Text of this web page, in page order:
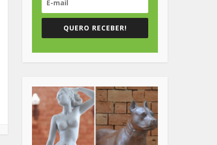
QUERO RECEBER!